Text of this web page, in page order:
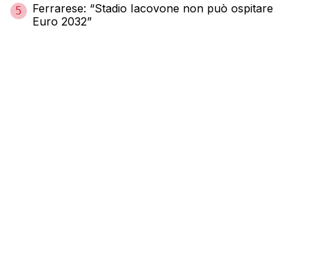
5
Ferrarese: “Stadio Iacovone non può ospitare
Euro 2032”